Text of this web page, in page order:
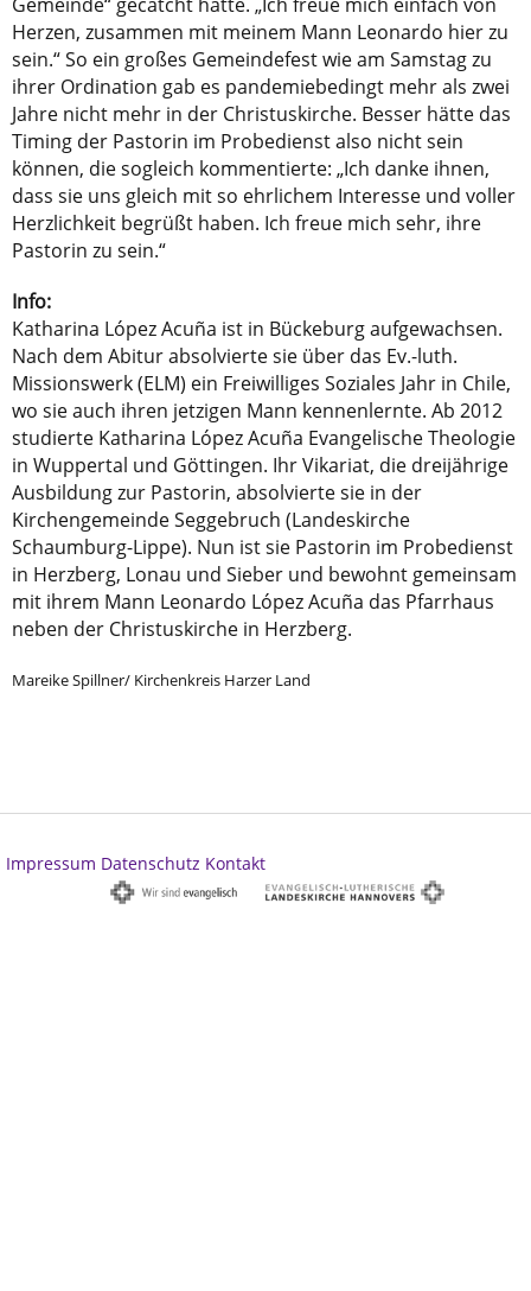
Herzen, zusammen mit meinem Mann Leonardo hier zu
sein.“ So ein großes Gemeindefest wie am Samstag zu
ihrer Ordination gab es pandemiebedingt mehr als zwei
Jahre nicht mehr in der Christuskirche. Besser hätte das
Timing der Pastorin im Probedienst also nicht sein
können, die sogleich kommentierte: „Ich danke ihnen,
dass sie uns gleich mit so ehrlichem Interesse und voller
Herzlichkeit begrüßt haben. Ich freue mich sehr, ihre
Pastorin zu sein.“
Info:
Katharina López Acuña ist in Bückeburg aufgewachsen.
Nach dem Abitur absolvierte sie über das Ev.-luth.
Missionswerk (ELM) ein Freiwilliges Soziales Jahr in Chile,
wo sie auch ihren jetzigen Mann kennenlernte. Ab 2012
studierte Katharina López Acuña Evangelische Theologie
in Wuppertal und Göttingen. Ihr Vikariat, die dreijährige
Ausbildung zur Pastorin, absolvierte sie in der
Kirchengemeinde Seggebruch (Landeskirche
Schaumburg-Lippe). Nun ist sie Pastorin im Probedienst
in Herzberg, Lonau und Sieber und bewohnt gemeinsam
mit ihrem Mann Leonardo López Acuña das Pfarrhaus
neben der Christuskirche in Herzberg.
Mareike Spillner/ Kirchenkreis Harzer Land
Impressum Datenschutz Kontakt